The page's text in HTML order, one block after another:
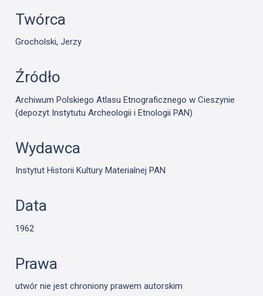
Twórca
Grocholski, Jerzy
Źródło
Archiwum Polskiego Atlasu Etnograficznego w Cieszynie
(depozyt Instytutu Archeologii i Etnologii PAN)
Wydawca
Instytut Historii Kultury Materialnej PAN
Data
1962
Prawa
utwór nie jest chroniony prawem autorskim